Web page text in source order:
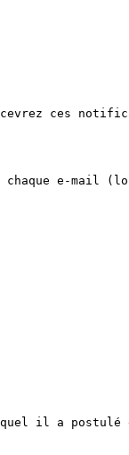
ces
chaque e-mail